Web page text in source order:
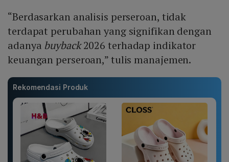
“Berdasarkan analisis perseroan, tidak
terdapat perubahan yang signifikan dengan
adanya buyback2026 terhadap indikator
keuangan perseroan,” tulis manajemen.
Rekomendasi Produk